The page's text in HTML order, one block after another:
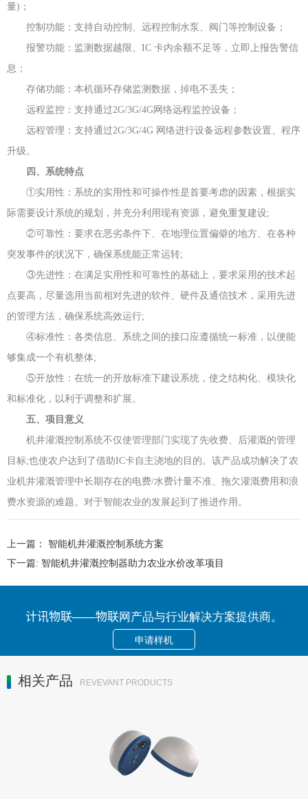
量)；
控制功能：支持自动控制、远程控制水泵、阀门等控制设备；
报警功能：监测数据越限、IC 卡内余额不足等，立即上报告警信
息；
存储功能：本机循环存储监测数据，掉电不丢失；
远程监控：支持通过2G/3G/4G网络远程监控设备；
远程管理：支持通过2G/3G/4G 网络进行设备远程参数设置、程序
升级。
四、系统特点
①实用性：系统的实用性和可操作性是首要考虑的因素，根据实
际需要设计系统的规划，并充分利用现有资源，避免重复建设;
②可靠性：要求在恶劣条件下、在地理位置偏僻的地方、在各种
突发事件的状况下，确保系统能正常运转;
③先进性：在满足实用性和可靠性的基础上，要求采用的技术起
点要高，尽量选用当前相对先进的软件、硬件及通信技术，采用先进
的管理方法，确保系统高效运行;
④标准性：各类信息、系统之间的接口应遵循统一标准，以便能
够集成一个有机整体;
⑤开放性：在统一的开放标准下建设系统，使之结构化、模块化
和标准化，以利于调整和扩展。
五、项目意义
机井灌溉控制系统不仅使管理部门实现了先收费、后灌溉的管理
目标;也使农户达到了借助IC卡自主浇地的目的。该产品成功解决了农
业机井灌溉管理中长期存在的电费/水费计量不准、拖欠灌溉费用和浪
费水资源的难题。对于智能农业的发展起到了推进作用。
上一篇： 智能机井灌溉控制系统方案
下一篇: 智能机井灌溉控制器助力农业水价改革项目
计讯物联——物联网产品与行业解决方案提供商。
申请样机
相关产品 REVEVANT PRODUCTS